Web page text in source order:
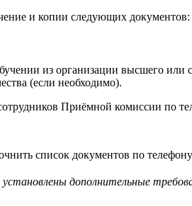
и копии следующих документов:
из организации высшего или
(если необходимо).
Приёмной комиссии по
список документов по
дополнительные